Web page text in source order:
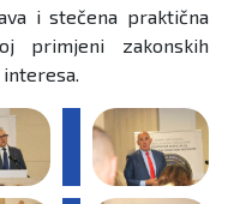
i stečena praktična
primjeni zakonskih